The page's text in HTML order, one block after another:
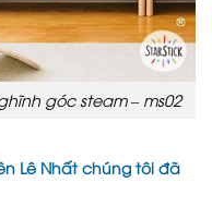
góc steam – ms02
Lê Nhất chúng tôi đã